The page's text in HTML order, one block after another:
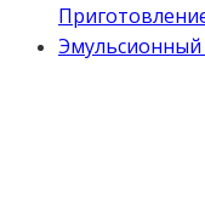
Эмульсионный